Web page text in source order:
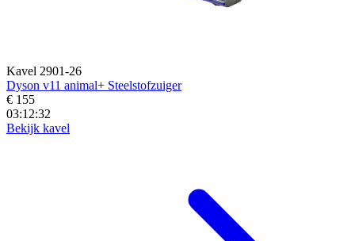
Kavel 2901-26
Dyson v11 animal+ Steelstofzuiger
€ 155
03:12:30
Bekijk kavel